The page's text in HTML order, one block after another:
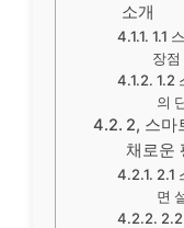
소개
1.1
장점
1.2
의
2, 스마
채로운
2.1
면